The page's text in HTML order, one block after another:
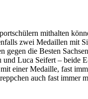
mithalten
zwei Medaillen mit
die Besten
und Luca Seifert – beide
einer Medaille, fast
auch fast immer